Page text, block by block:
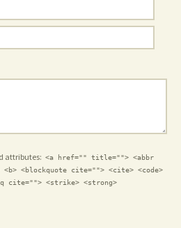
attributes: <a href="" title=""> <abbr
<blockquote cite=""> <cite> <code>
cite=""> <strike> <strong>